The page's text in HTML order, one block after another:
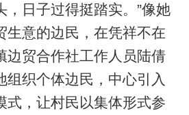
，日子过得挺踏实。”像她
生意的边民，在凭祥不在
边贸合作社工作人员陆倩
组织个体边民，中心引入
式，让村民以集体形式参